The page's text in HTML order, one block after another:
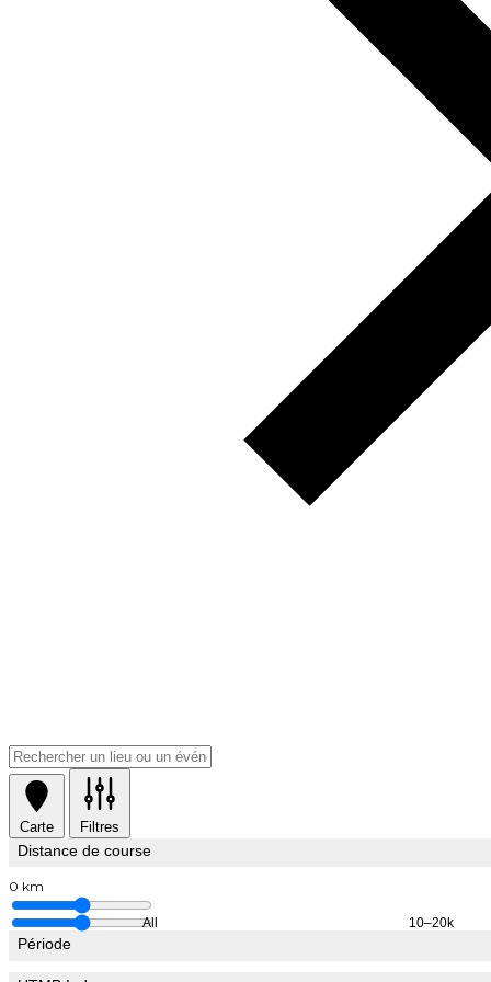
Carte Filtres
Distance de course
0 km
All 10–20k
Période